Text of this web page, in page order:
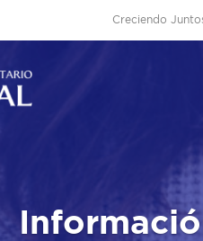
Creciendo